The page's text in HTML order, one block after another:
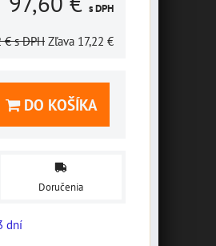
s DPH
€ s DPH Zľava 17,22 €
DO KOŠÍKA
Doručenia
dní